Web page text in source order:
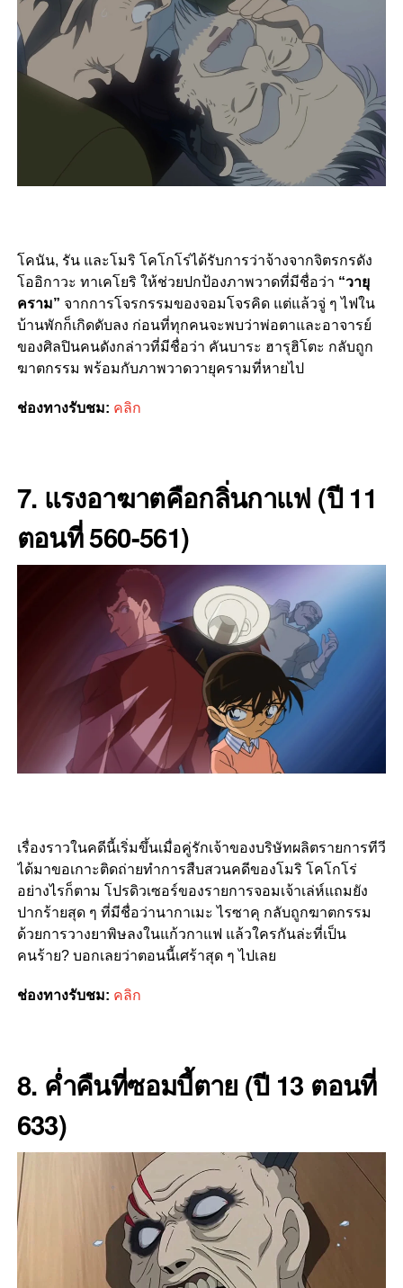
โคนัน, รัน และโมริ โคโกโร่ได้รับการว่าจ้างจากจิตรกรดัง
โออิกาวะ ทาเคโยริ ให้ช่วยปกป้องภาพวาดที่มีชื่อว่า “วายุ
คราม” จากการโจรกรรมของจอมโจรคิด แต่แล้วจู่ ๆ ไฟใน
บ้านพักก็เกิดดับลง ก่อนที่ทุกคนจะพบว่าพ่อตาและอาจารย์
ของศิลปินคนดังกล่าวที่มีชื่อว่า คันบาระ ฮารุฮิโตะ กลับถูก
ฆาตกรรม พร้อมกับภาพวาดวายุครามที่หายไป
ช่องทางรับชม: คลิก
7. แรงอาฆาตคือกลิ่นกาแฟ (ปี 11
ตอนที่ 560-561)
เรื่องราวในคดีนี้เริ่มขึ้นเมื่อคู่รักเจ้าของบริษัทผลิตรายการทีวี
ได้มาขอเกาะติดถ่ายทำการสืบสวนคดีของโมริ โคโกโร่
อย่างไรก็ตาม โปรดิวเซอร์ของรายการจอมเจ้าเล่ห์แถมยัง
ปากร้ายสุด ๆ ที่มีชื่อว่านากาเมะ ไรซาคุ กลับถูกฆาตกรรม
ด้วยการวางยาพิษลงในแก้วกาแฟ แล้วใครกันล่ะที่เป็น
คนร้าย? บอกเลยว่าตอนนี้เศร้าสุด ๆ ไปเลย
ช่องทางรับชม: คลิก
8. ค่ำคืนที่ซอมบี้ตาย (ปี 13 ตอนที่
633)